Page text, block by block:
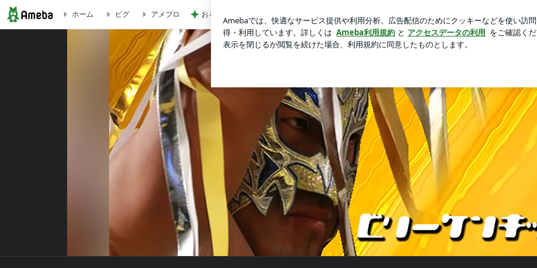
ビリーケン・キッド オフィシャルブログ「ビリーケン・キッドのブログ」Powered by Ameba
ホーム ピグ アメブロ おろしポン酢でいただく好きなとんかつ 新規登録